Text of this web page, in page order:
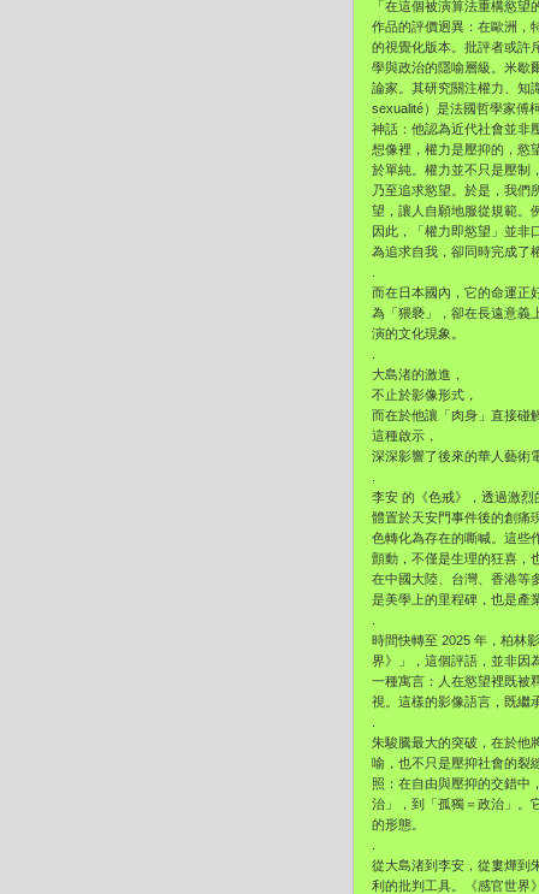
「在這個被演算法重構慾
作品的評價迥異：在歐洲，
的視覺化版本。批評者或許
學與政治的隱喻層級。米歇
論家。其研究關注權力、知
sexualité）是法國哲學家傅
神話：他認為近代社會並非
想像裡，權力是壓抑的，慾
於單純。權力並不只是壓制
乃至追求慾望。於是，我們
望，讓人自願地服從規範。
因此，「權力即慾望」並非
為追求自我，卻同時完成了
而在日本國內，它的命運正
為「猥褻」，卻在長遠意義
演的文化現象。
大島渚的激進，
不止於影像形式，
而在於他讓「肉身」直接碰
這種啟示，
深深影響了後來的華人藝術
李安 的《色戒》，透過激
體置於天安門事件後的創痛
色轉化為存在的嘶喊。這些
顫動，不僅是生理的狂喜，
在中國大陸、台灣、香港等
是美學上的里程碑，也是產
時間快轉至 2025 年，柏林
界》」，這個評語，並非因
一種寓言：人在慾望裡既被
視。這樣的影像語言，既繼
朱駿騰最大的突破，在於他
喻，也不只是壓抑社會的裂
照：在自由與壓抑的交錯中
治」，到「孤獨＝政治」。
的形態。
從大島渚到李安，從婁燁到
利的批判工具。《感官世界